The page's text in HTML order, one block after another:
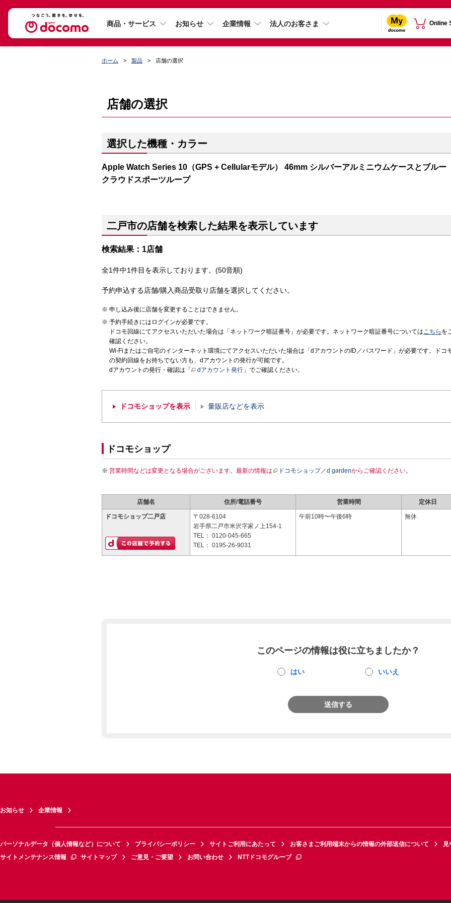
商品・サービス お知らせ 企業情報 法人のお客さま Online
ホーム 製品 店舗の選択
店舗の選択
選択した機種・カラー
Apple Watch Series 10（GPS + Cellularモデル） 46mm シルバーアルミニウムケースとブルー
クラウドスポーツループ
二戸市の店舗を検索した結果を表示しています
検索結果：1店舗
全1件中1件目を表示しております。(50音順)
予約申込する店舗/購入商品受取り店舗を選択してください。
申し込み後に店舗を変更することはできません。
予約手続きにはログインが必要です。
ドコモ回線にてアクセスいただいた場合は「ネットワーク暗証番号」が必要です。ネットワーク暗証番号についてはこちら を
確認ください。
Wi-Fiまたはご自宅のインターネット環境にてアクセスいただいた場合は「dアカウントのID／パスワード」が必要です。ドコ
の契約回線をお持ちでない方も、dアカウントの発行が可能です。
dアカウントの発行・確認は「
dアカウント発行 」でご確認ください。
ドコモショップを表示 量販店などを表示
ドコモショップ
営業時間などは変更となる場合がございます。最新の情報は ドコモショップ／d gardenからご確認ください。
店舗名 住所/電話番号 営業時間 定休日
ドコモショップ二戸店
〒028-6104
岩手県二戸市米沢字家ノ上154-1
TEL： 0120-045-665
TEL： 0195-26-9031
午前10時〜午後6時 無休
このページの情報は役に立ちましたか？
はい いいえ
送信する
お知らせ 企業情報
パーソナルデータ（個人情報など）について プライバシーポリシー サイトご利用にあたって お客さまご利用端末からの情報の外部送信について
見
サイトメンテナンス情報
サイトマップ ご意見・ご要望 お問い合わせ NTTドコモグループ